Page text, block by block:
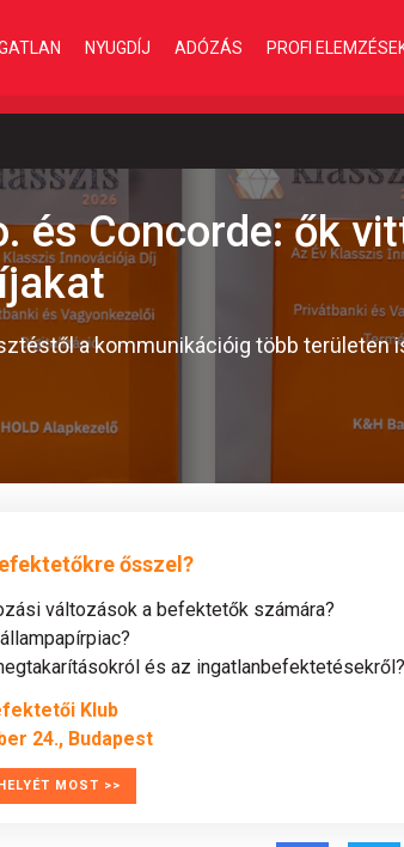
NYUGDÍJ ADÓZÁS PROFI
és Concorde: ők
a kommunikációig több területen
ősszel?
változások a befektetők számára?
és az ingatlanbefektetésekről?
Klub
24., Budapest
MOST >>